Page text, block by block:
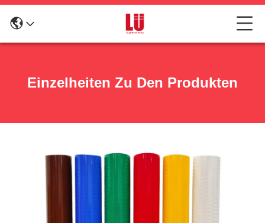
Einzelheiten Zu Den Produkten